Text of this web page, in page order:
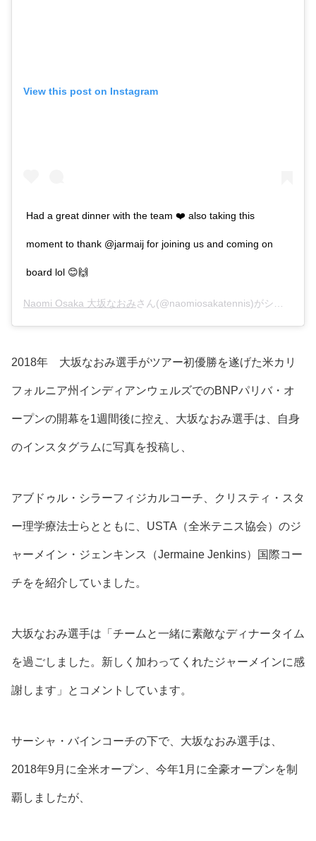
View this post on Instagram
Had a great dinner with the team ❤️ also taking this
moment to thank @jarmaij for joining us and coming on
board lol 😊🙌
Naomi Osaka 大坂なおみさん(@naomiosakatennis)がシェアした投稿 –
2018年 大坂なおみ選手がツアー初優勝を遂げた米カリ
フォルニア州インディアンウェルズでのBNPパリバ・オ
ープンの開幕を1週間後に控え、大坂なおみ選手は、自身
のインスタグラムに写真を投稿し、
アブドゥル・シラーフィジカルコーチ クリスティ・スタ
ー理学療法士らとともに、USTA（全米テニス協会）のジ
ャーメイン・ジェンキンス（Jermaine Jenkins）国際コー
チをを紹介していました。
大坂なおみ選手は 「チームと一緒に素敵なディナータイム
を過ごしました。新しく加わってくれたジャーメインに感
謝します」 とコメントしています。
サーシャ・バインコーチの下で、大坂なおみ選手は、
2018年9月に全米オープン、今年1月に全豪オープンを制
覇しましたが、